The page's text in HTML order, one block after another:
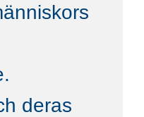
deras